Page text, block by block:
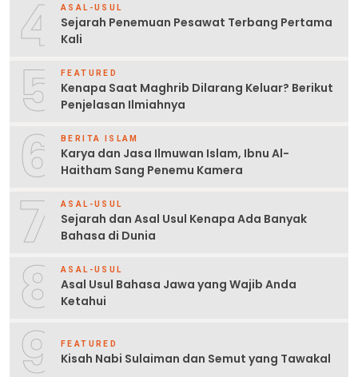
4 ASAL-USUL
Sejarah Penemuan Pesawat Terbang Pertama
Kali
5 FEATURED
Kenapa Saat Maghrib Dilarang Keluar? Berikut
Penjelasan Ilmiahnya
6 BERITA ISLAM
Karya dan Jasa Ilmuwan Islam, Ibnu Al-
Haitham Sang Penemu Kamera
7 ASAL-USUL
Sejarah dan Asal Usul Kenapa Ada Banyak
Bahasa di Dunia
8 ASAL-USUL
Asal Usul Bahasa Jawa yang Wajib Anda
Ketahui
9 FEATURED
Kisah Nabi Sulaiman dan Semut yang Tawakal